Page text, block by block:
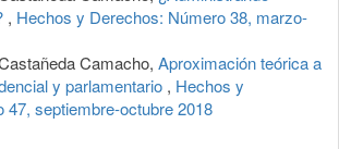
, Hechos y Derechos: Número 38, marzo-
Camacho, Aproximación teórica a
y parlamentario , Hechos y
47, septiembre-octubre 2018